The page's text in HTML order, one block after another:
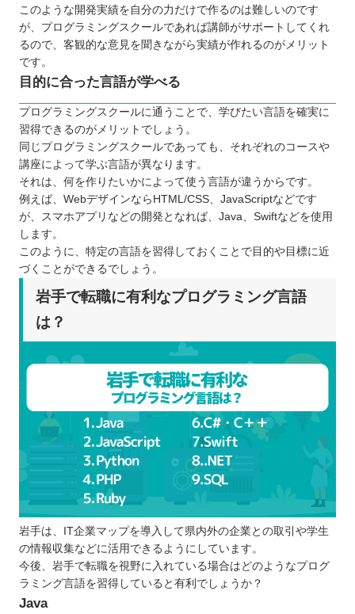
このような開発実績を自分の力だけで作るのは難しいのです
が、プログラミングスクールであれば講師がサポートしてくれ
るので、客観的な意見を聞きながら実績が作れるのがメリット
です。
目的に合った言語が学べる
プログラミングスクールに通うことで、学びたい言語を確実に
習得できるのがメリットでしょう。
同じプログラミングスクールであっても、それぞれのコースや
講座によって学ぶ言語が異なります。
それは、何を作りたいかによって使う言語が違うからです。
例えば、WebデザインならHTML/CSS、JavaScriptなどです
が、スマホアプリなどの開発となれば、Java、Swiftなどを使用
します。
このように、特定の言語を習得しておくことで目的や目標に近
づくことができるでしょう。
岩手で転職に有利なプログラミング言語
は？
岩手は、IT企業マップを導入して県内外の企業との取引や学生
の情報収集などに活用できるようにしています。
今後、岩手で転職を視野に入れている場合はどのようなプログ
ラミング言語を習得していると有利でしょうか？
Java